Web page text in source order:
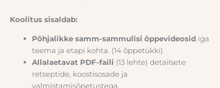
Koolitus sisaldab:
Põhjalikke samm-sammulisi õppevideosid iga
teema ja etapi kohta. (14 õppetükki)
Allalaetavat PDF-faili (13 lehte) detailsete
retseptide, koostisosade ja
valmistamisõpetustega.